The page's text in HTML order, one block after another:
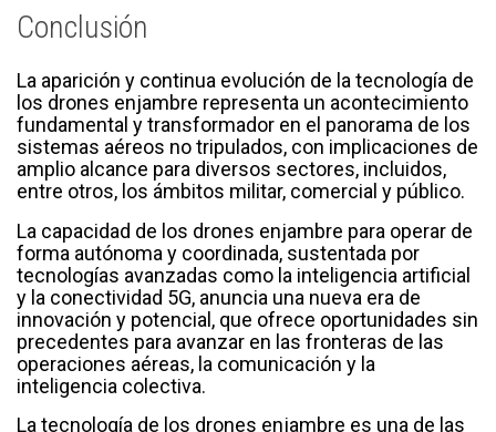
Conclusión
La aparición y continua evolución de la tecnología de
los drones enjambre representa un acontecimiento
fundamental y transformador en el panorama de los
sistemas aéreos no tripulados, con implicaciones de
amplio alcance para diversos sectores, incluidos,
entre otros, los ámbitos militar, comercial y público.
La capacidad de los drones enjambre para operar de
forma autónoma y coordinada, sustentada por
tecnologías avanzadas como la inteligencia artificial
y la conectividad 5G, anuncia una nueva era de
innovación y potencial, que ofrece oportunidades sin
precedentes para avanzar en las fronteras de las
operaciones aéreas, la comunicación y la
inteligencia colectiva.
La tecnología de los drones enjambre es una de las